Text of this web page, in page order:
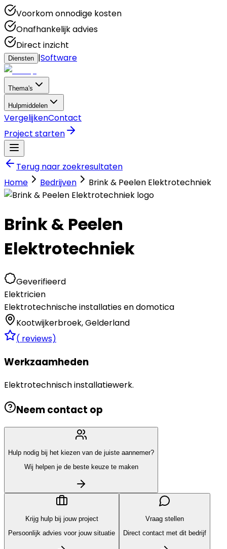
Voorkom onnodige kosten
Onafhankelijk advies
Direct inzicht
Diensten |Software
Thema's
Hulpmiddelen
VergelijkenContact
Project starten
Terug naar zoekresultaten
Home
Bedrijven Brink & Peelen Elektrotechniek
Brink & Peelen
Elektrotechniek
Geverifieerd
Elektricien
Elektrotechnische installaties en domotica
Kootwijkerbroek,Gelderland
( reviews)
Werkzaamheden
Elektrotechnisch installatiewerk.
Neem contact op
Hulp nodig bij het kiezen van de juiste aannemer?
Wij helpen je de beste keuze te maken
Krijg hulp bij jouw project
Persoonlijk advies voor jouw situatie
Vraag stellen
Direct contact met dit bedrijf